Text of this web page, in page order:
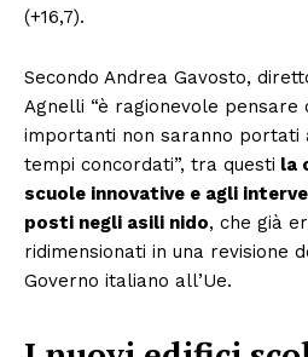
(+16,7).
Secondo Andrea Gavosto,
Agnelli “è ragionevole
importanti non saranno portati
tempi concordati”, tra questi la
scuole innovative e agli
posti negli asili nido, che già
ridimensionati in una revisione
Governo italiano all’Ue.